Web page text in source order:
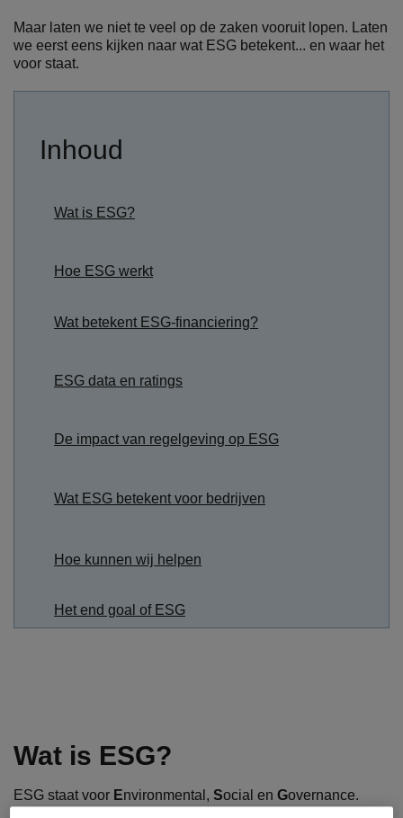
Maar laten we niet te veel op de zaken vooruit lopen. Laten
we eerst eens kijken naar wat ESG betekent... en waar het
voor staat.
Inhoud
Wat is ESG?
Hoe ESG werkt
Wat betekent ESG-financiering?
ESG data en ratings
De impact van regelgeving op ESG
Wat ESG betekent voor bedrijven
Hoe kunnen wij helpen
Het end goal of ESG
Wat is ESG?
ESG staat voor Environmental, Social en Governance.